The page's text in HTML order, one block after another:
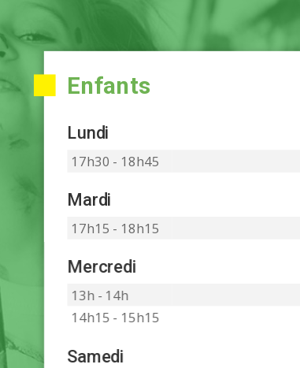
Enfants
Lundi
17h30 - 18h45
Mardi
17h15 - 18h15
Mercredi
13h - 14h
14h15 - 15h15
Samedi